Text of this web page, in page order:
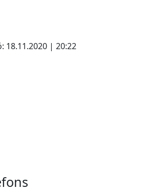
18.11.2020 | 20:22